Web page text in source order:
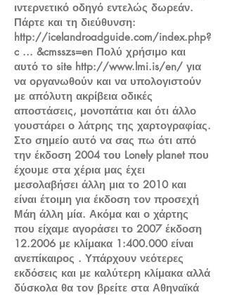
ιντερνετικό οδηγό εντελώς δωρεάν.
Πάρτε και τη διεύθυνση:
http://icelandroadguide.com/index.php?
c ... &cmsszs=en Πολύ χρήσιμο και
αυτό το site http://www.lmi.is/en/ για
να οργανωθούν και να υπολογιστούν
με απόλυτη ακρίβεια οδικές
αποστάσεις, μονοπάτια και ότι άλλο
γουστάρει ο λάτρης της χαρτογραφίας.
Στο σημείο αυτό να σας πω ότι από
την έκδοση 2004 του Lonely planet που
έχουμε στα χέρια μας έχει
μεσολαβήσει άλλη μια το 2010 και
είναι έτοιμη για έκδοση τον προσεχή
Μάη άλλη μία. Ακόμα και ο χάρτης
που είχαμε αγοράσει το 2007 έκδοση
12.2006 με κλίμακα 1:400.000 είναι
ανεπίκαιρος . Υπάρχουν νεότερες
εκδόσεις και με καλύτερη κλίμακα αλλά
δύσκολα θα τον βρείτε στα Αθηναϊκά